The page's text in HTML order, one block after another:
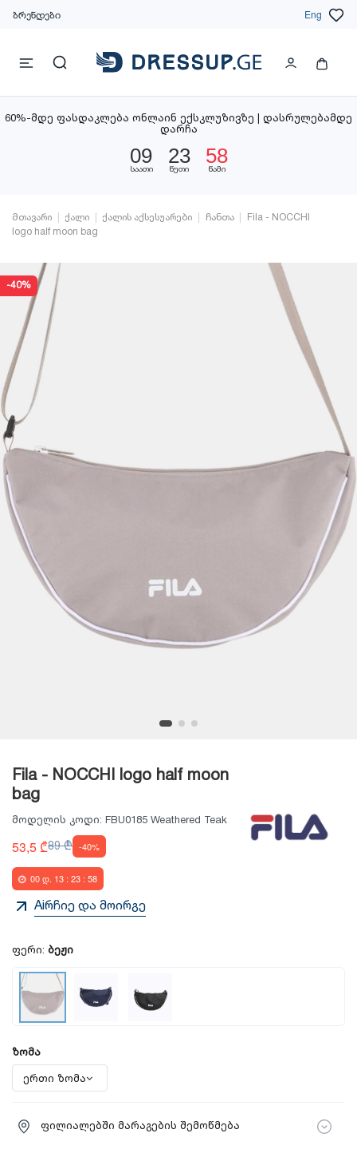
ბრენდები Eng
60%-მდე ფასდაკლება ონლაინ ექსკლუზივზე | დასრულებამდე
დარჩა
09
საათი
23
წუთი
58
წამი
მთავარი ქალი ქალის აქსესუარები ჩანთა
Fila - NOCCHI
logo half moon bag
-40%
Fila - NOCCHI logo half moon
bag
მოდელის კოდი: FBU0185 Weathered Teak
53,5 ₾89 ₾ -40%
00დ. 13: 23: 58
Aiრჩიე და მოირგე
ფერი: ბეჟი
ზომა
ფილიალებში მარაგების შემოწმება